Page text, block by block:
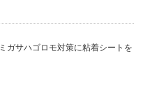
ガサハゴロモ対策に粘着シートを